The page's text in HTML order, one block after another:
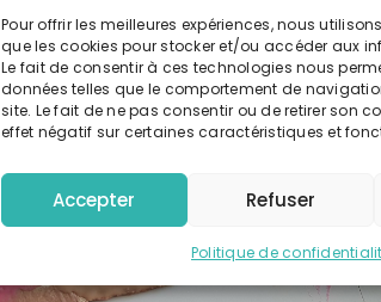
Pour offrir les meilleures expériences, nous
que les cookies pour stocker et/ou accéder aux
Le fait de consentir à ces technologies nous
données telles que le comportement de
site. Le fait de ne pas consentir ou de retirer son
effet négatif sur certaines caractéristiques et
Accepter Refuser
Politique de